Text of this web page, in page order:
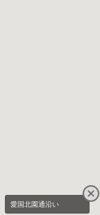
愛国北園通沿い